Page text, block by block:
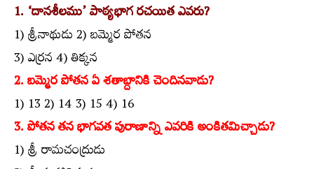
1. ‘దానశీలము’ పాఠ్యభాగ రచయిత ఎవరు?
1) శ్రీనాథుడు 2) బమ్మెర పోతన
3) ఎర్రన 4) తిక్కన
2. బమ్మెర పోతన ఏ శతాబ్దానికి చెందినవాడు?
1) 13 2) 14 3) 15 4) 16
3. పోతన తన భాగవత పురాణాన్ని ఎవరికి అంకితమిచ్చాడు?
1) శ్రీ రామచంద్రుడు